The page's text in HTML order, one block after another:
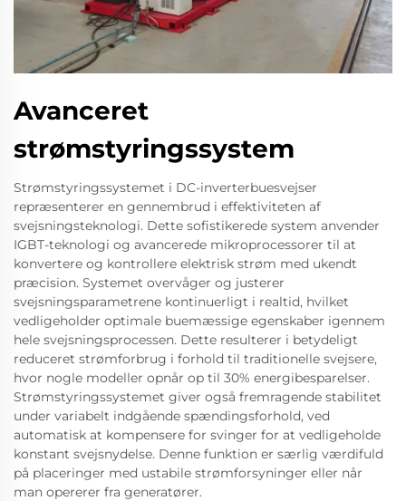
Avanceret
strømstyringssystem
Strømstyringssystemet i DC-inverterbuesvejser
repræsenterer en gennembrud i effektiviteten af
svejsningsteknologi. Dette sofistikerede system anvender
IGBT-teknologi og avancerede mikroprocessorer til at
konvertere og kontrollere elektrisk strøm med ukendt
præcision. Systemet overvåger og justerer
svejsningsparametrene kontinuerligt i realtid, hvilket
vedligeholder optimale buemæssige egenskaber igennem
hele svejsningsprocessen. Dette resulterer i betydeligt
reduceret strømforbrug i forhold til traditionelle svejsere,
hvor nogle modeller opnår op til 30% energibesparelser.
Strømstyringssystemet giver også fremragende stabilitet
under variabelt indgående spændingsforhold, ved
automatisk at kompensere for svinger for at vedligeholde
konstant svejsnydelse. Denne funktion er særlig værdifuld
på placeringer med ustabile strømforsyninger eller når
man opererer fra generatører.